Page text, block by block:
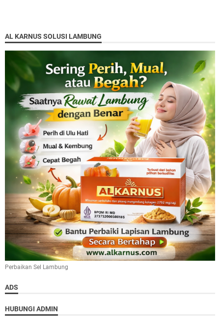
AL KARNUS SOLUSI LAMBUNG
Perbaikan Sel Lambung
ADS
HUBUNGI ADMIN